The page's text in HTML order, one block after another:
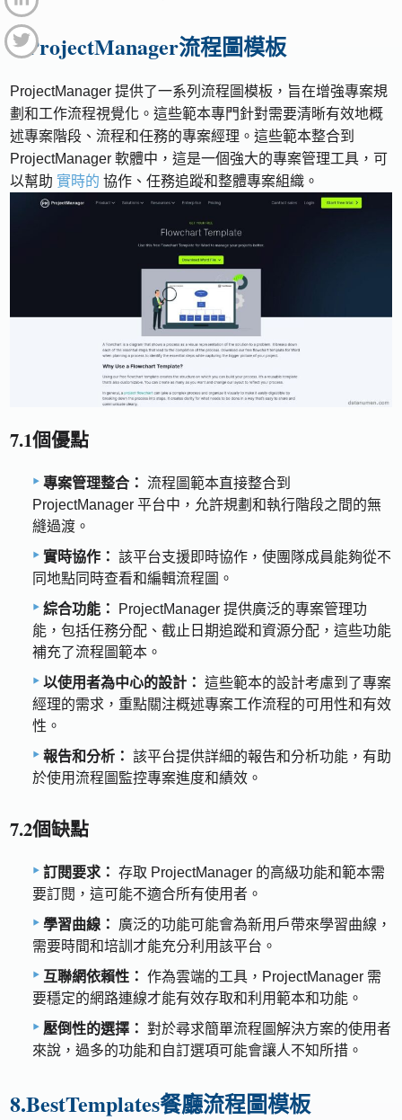
7.ProjectManager流程圖模板
ProjectManager 提供了一系列流程圖模板，旨在增強專案規
劃和工作流程視覺化。這些範本專門針對需要清晰有效地概
述專案階段、流程和任務的專案經理。這些範本整合到
ProjectManager 軟體中，這是一個強大的專案管理工具，可
以幫助實時的 協作、任務追蹤和整體專案組織。
7.1個優點
專案管理整合： 流程圖範本直接整合到
ProjectManager 平台中，允許規劃和執行階段之間的無
縫過渡。
實時協作： 該平台支援即時協作，使團隊成員能夠從不
同地點同時查看和編輯流程圖。
綜合功能：
ProjectManager 提供廣泛的專案管理功
能，包括任務分配、截止日期追蹤和資源分配，這些功能
補充了流程圖範本。
以使用者為中心的設計： 這些範本的設計考慮到了專案
經理的需求，重點關注概述專案工作流程的可用性和有效
性。
報告和分析： 該平台提供詳細的報告和分析功能，有助
於使用流程圖監控專案進度和績效。
7.2個缺點
訂閱要求： 存取 ProjectManager 的高級功能和範本需
要訂閱，這可能不適合所有使用者。
學習曲線：
廣泛的功能可能會為新用戶帶來學習曲線，
需要時間和培訓才能充分利用該平台。
互聯網依賴性： 作為雲端的工具，ProjectManager 需
要穩定的網路連線才能有效存取和利用範本和功能。
壓倒性的選擇： 對於尋求簡單流程圖解決方案的使用者
來說，過多的功能和自訂選項可能會讓人不知所措。
8.BestTemplates餐廳流程圖模板